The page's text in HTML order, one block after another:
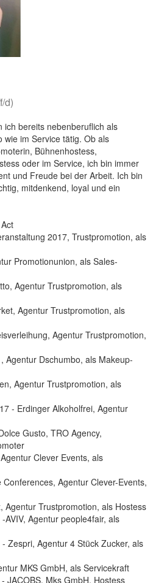
d)
ich bereits nebenberuflich als
wie im Service tätig. Ob als
Bühnenhostess,
oder im Service, ich bin immer
und Freude bei der Arbeit. Ich bin
mitdenkend, loyal und ein
2017, Trustpromotion, als
Promotionunion, als Sales-
Agentur Trustpromotion, als
Agentur Trustpromotion, als
Agentur Trustpromotion,
Agentur Dschumbo, als Makeup-
Agentur Trustpromotion, als
- Erdinger Alkoholfrei, Agentur
Gusto, TRO Agency,
Clever Events, als
Agentur Clever-Events,
Agentur Trustpromotion, als Hostess
Agentur people4fair, als
Zespri, Agentur 4 Stück Zucker, als
MKS GmbH, als Servicekraft
JACOBS, Mks GmbH, Hostess